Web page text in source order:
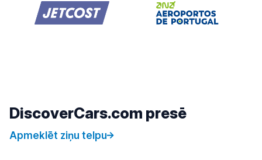
DiscoverCars.com presē
Apmeklēt ziņu telpu